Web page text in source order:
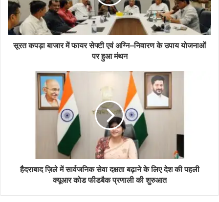
i
a
d
सूरत कपड़ा बाजार में फायर सेफ्टी एवं अग्नि–निवारण के उपाय योजनाओं
पर हुआ मंथन
हैदराबाद ज़िले में सार्वजनिक सेवा दक्षता बढ़ाने के लिए देश की पहली
क्यूआर कोड फीडबैक प्रणाली की शुरुआत